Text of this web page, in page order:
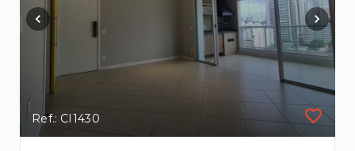
Ref.: CI1430